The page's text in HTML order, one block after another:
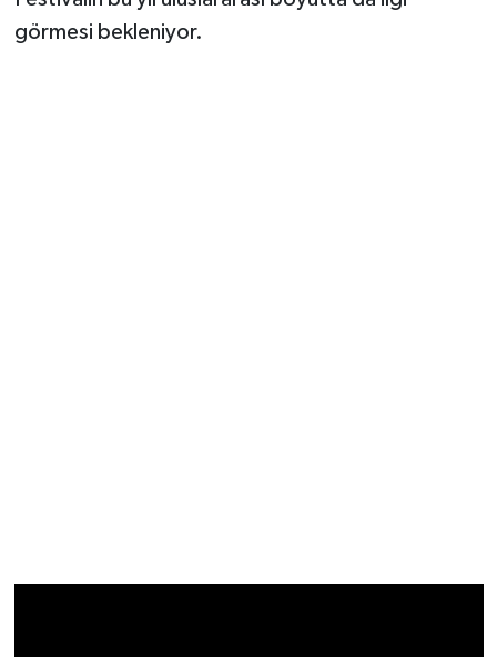
görmesi bekleniyor.